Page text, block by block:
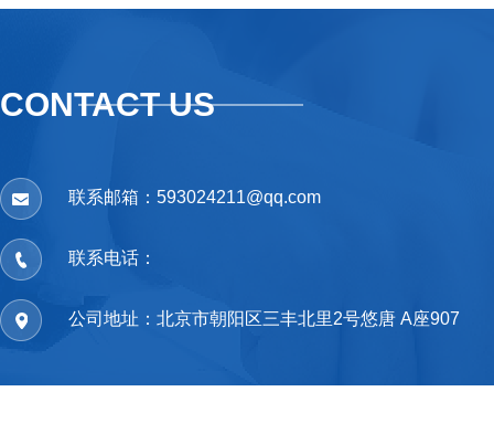
CONTACT US
联系邮箱：593024211@qq.com
联系电话：
公司地址：北京市朝阳区三丰北里2号悠唐 A座907